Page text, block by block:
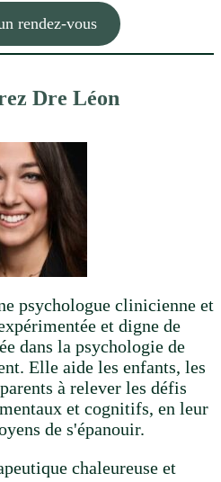
rendez-vous
Dre Léon
psychologue clinicienne et
et digne de
dans la psychologie de
Elle aide les enfants, les
à relever les défis
et cognitifs, en leur
de s'épanouir.
chaleureuse et